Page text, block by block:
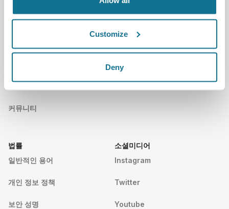
Customize
Deny
Resources
환자
커뮤니티
지원
문의하기
법률
일반적인 용어
개인 정보 정책
보안 성명
소셜미디어
Instagram
Twitter
Youtube